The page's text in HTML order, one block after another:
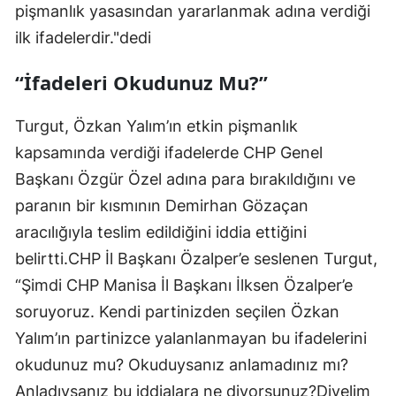
pişmanlık yasasından yararlanmak adına verdiği
ilk ifadelerdir."dedi
“İfadeleri Okudunuz Mu?”
Turgut, Özkan Yalım’ın etkin pişmanlık
kapsamında verdiği ifadelerde CHP Genel
Başkanı Özgür Özel adına para bırakıldığını ve
paranın bir kısmının Demirhan Gözaçan
aracılığıyla teslim edildiğini iddia ettiğini
belirtti.CHP İl Başkanı Özalper’e seslenen Turgut,
“Şimdi CHP Manisa İl Başkanı İlksen Özalper’e
soruyoruz. Kendi partinizden seçilen Özkan
Yalım’ın partinizce yalanlanmayan bu ifadelerini
okudunuz mu? Okuduysanız anlamadınız mı?
Anladıysanız bu iddialara ne diyorsunuz?Diyelim